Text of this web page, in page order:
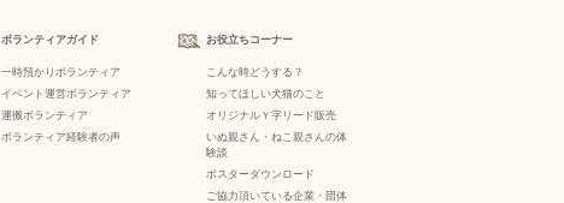
ボランティアガイド
一時預かりボランティア
イベント運営ボランティア
運搬ボランティア
ボランティア経験者の声
お役立ちコーナー
こんな時どうする？
知ってほしい犬猫のこと
オリジナルＹ字リード販売
いぬ親さん・ねこ親さんの体
験談
ポスターダウンロード
ご協力頂いている企業・団体